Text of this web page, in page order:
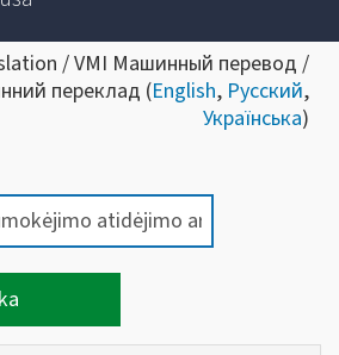
/ VMI Машинный перевод /
переклад (English, Русский,
Українська)